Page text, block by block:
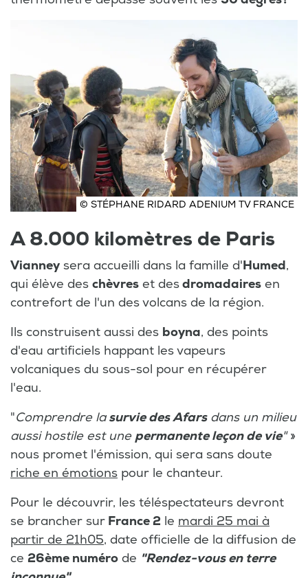
© STÉPHANE RIDARD ADENIUM TV FRANCE
A 8.000 kilomètres de Paris
Vianney sera accueilli dans la famille d'Humed,
qui élève des chèvres et desdromadaires en
contrefort de l'un des volcans de la région.
Ils construisent aussi des boyna, des points
d'eau artificiels happant les vapeurs
volcaniques du sous-sol pour en récupérer
l'eau.
"Comprendre lasurvie des Afarsdans un milieu
aussi hostile est une permanente leçon de vie"»
nous promet l'émission, qui sera sans doute
riche en émotions pour le chanteur.
Pour le découvrir, les téléspectateurs devront
se brancher sur France 2 le mardi 25 mai à
partir de 21h05, date officielle de la diffusion de
ce 26ème numéro de "Rendez-vous en terre